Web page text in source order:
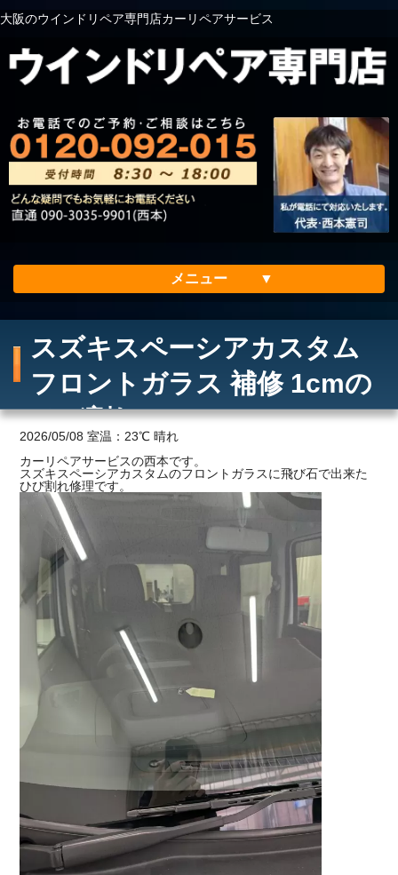
大阪のウインドリペア専門店カーリペアサービス
メニュー
会社案内
メリット
ご利用の流れ
価格
スズキスペーシアカスタム
フロントガラス 補修 1cmの
ひび割れ
2026/05/08 室温：23℃ 晴れ
カーリペアサービスの西本です。
スズキスペーシアカスタムのフロントガラスに飛び石で出来た
ひび割れ修理です。